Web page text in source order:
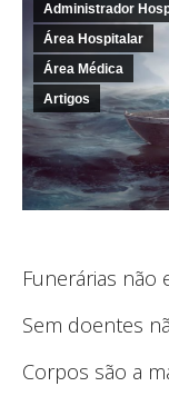
Administrador
Área Hospitalar
Área Médica
Artigos
Funerárias não
Sem doentes
Corpos são a